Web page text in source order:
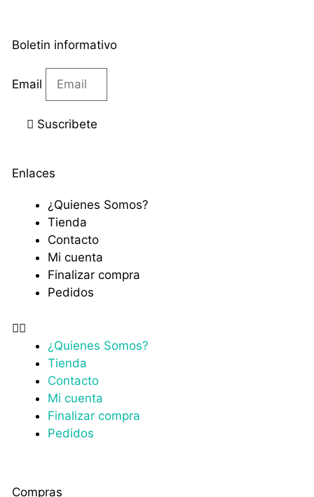
Boletin informativo
Email
Suscribete
Enlaces
¿Quienes Somos?
Tienda
Contacto
Mi cuenta
Finalizar compra
Pedidos
¿Quienes Somos?
Tienda
Contacto
Mi cuenta
Finalizar compra
Pedidos
Compras